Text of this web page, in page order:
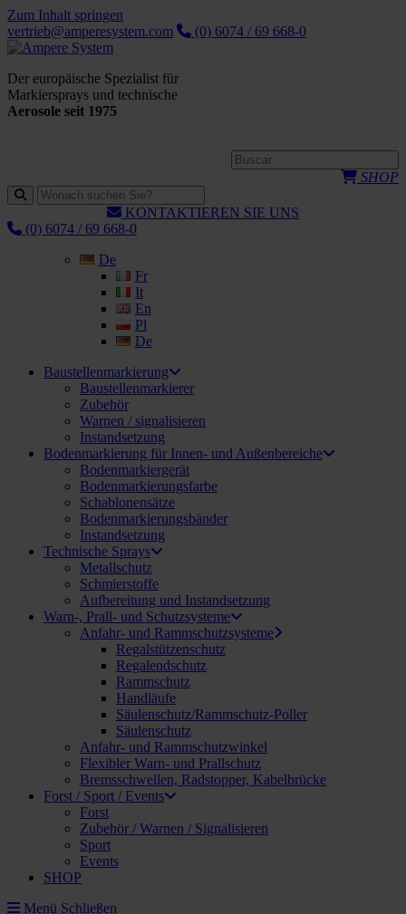
Zum Inhalt springen
vertrieb@amperesystem.com
(0) 6074 / 69 668-0
Der europäische Spezialist für
Markiersprays und technische
Aerosole seit 1975
SHOP
KONTAKTIEREN SIE UNS
(0) 6074 / 69 668-0
De
Fr
It
En
Pl
De
Baustellenmarkierung
Baustellenmarkierer
Zubehör
Warnen / signalisieren
Instandsetzung
Bodenmarkierung für Innen- und Außenbereiche
Bodenmarkiergerät
Bodenmarkierungsfarbe
Schablonensätze
Bodenmarkierungsbänder
Instandsetzung
Technische Sprays
Metallschutz
Schmierstoffe
Aufbereitung und Instandsetzung
Warn-, Prall- und Schutzsysteme
Anfahr- und Rammschutzsysteme
Regalstützenschutz
Regalendschutz
Rammschutz
Handläufe
Säulenschutz/Rammschutz-Poller
Säulenschutz
Anfahr- und Rammschutzwinkel
Flexibler Warn- und Prallschutz
Bremsschwellen, Radstopper, Kabelbrücke
Forst / Sport / Events
Forst
Zubehör / Warnen / Signalisieren
Sport
Events
SHOP
Menü Schließen